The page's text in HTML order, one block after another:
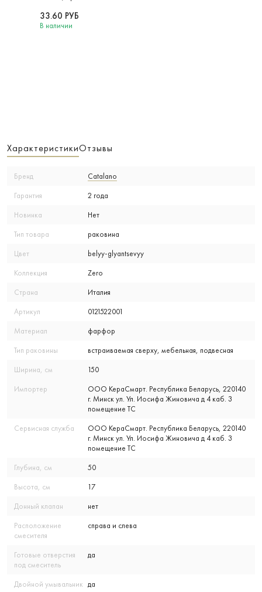
В наличии
33.60 РУБ
ХарактеристикиОтзывы
Бренд Catalano
Гарантия 2 года
Новинка Нет
Тип товара раковина
Цвет belyy-glyantsevyy
Коллекция Zero
Страна Италия
Артикул 0121522001
Материал фарфор
Тип раковины встраиваемая сверху, мебельная, подвесная
Ширина, см 150
Импортер
ООО КераСмарт. Республика Беларусь, 220140
г. Минск ул. Ул. Иосифа Жиновича д 4 каб. 3
помещение ТС
Сервисная служба
ООО КераСмарт. Республика Беларусь, 220140
г. Минск ул. Ул. Иосифа Жиновича д 4 каб. 3
помещение ТС
Глубина, см 50
Высота, см 17
Донный клапан нет
Расположение
смесителя
справа и слева
Готовые отверстия
под смеситель
да
Двойной умывальник да